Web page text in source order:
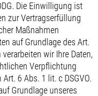
Die Einwilligung ist
zur Vertragserfüllung
Maßnahmen
auf Grundlage des Art.
verarbeiten wir Ihre Daten,
Verpflichtung
6 Abs. 1 lit. c DSGVO.
Grundlage unseres